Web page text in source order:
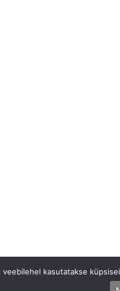
veebilehel kasutatakse